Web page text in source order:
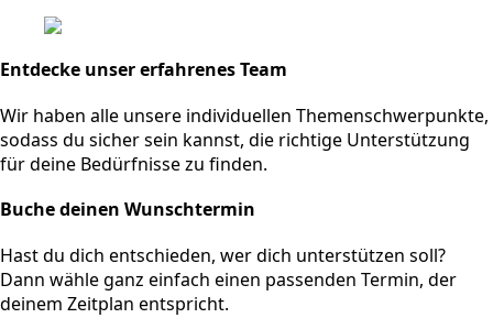
Entdecke unser erfahrenes Team
Wir haben alle unsere individuellen Themenschwerpunkte,
sodass du sicher sein kannst, die richtige Unterstützung
für deine Bedürfnisse zu finden.
Buche deinen Wunschtermin
Hast du dich entschieden, wer dich unterstützen soll?
Dann wähle ganz einfach einen passenden Termin, der
deinem Zeitplan entspricht.